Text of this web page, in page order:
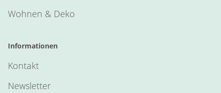
Wohnen & Deko
Informationen
Kontakt
Newsletter